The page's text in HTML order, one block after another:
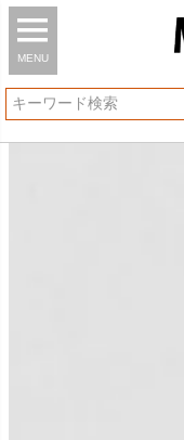
MENU